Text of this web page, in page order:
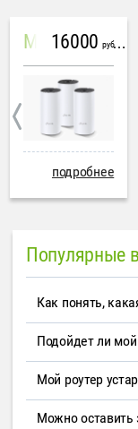
Mesh система TP-Link Deco M4 (3 устройства)
16000 руб
подробнее
Популярные
Как понять,
Подойдет ли
Мой роутер
Можно оставить